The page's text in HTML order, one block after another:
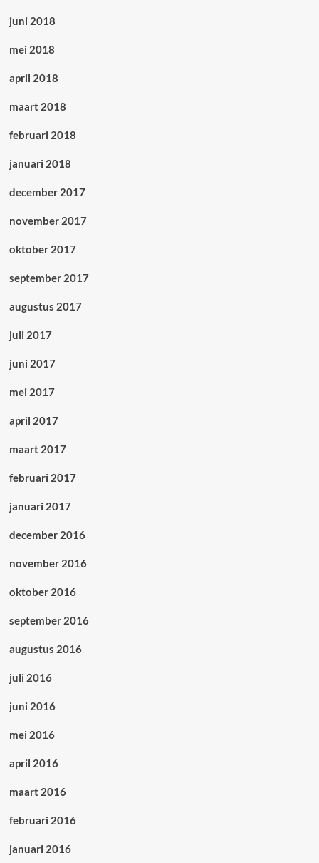
juni 2018
mei 2018
april 2018
maart 2018
februari 2018
januari 2018
december 2017
november 2017
oktober 2017
september 2017
augustus 2017
juli 2017
juni 2017
mei 2017
april 2017
maart 2017
februari 2017
januari 2017
december 2016
november 2016
oktober 2016
september 2016
augustus 2016
juli 2016
juni 2016
mei 2016
april 2016
maart 2016
februari 2016
januari 2016